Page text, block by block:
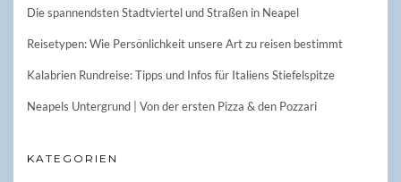
Die spannendsten Stadtviertel und Straßen in Neapel
Reisetypen: Wie Persönlichkeit unsere Art zu reisen bestimmt
Kalabrien Rundreise: Tipps und Infos für Italiens Stiefelspitze
Neapels Untergrund | Von der ersten Pizza & den Pozzari
KATEGORIEN